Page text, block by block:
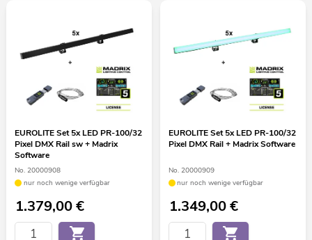
EUROLITE Set 5x LED PR-100/32
Pixel DMX Rail sw + Madrix
Software
No. 20000908
nur noch wenige verfügbar
1.379,00€
EUROLITE Set 5x LED PR-100/32
Pixel DMX Rail + Madrix Software
No. 20000909
nur noch wenige verfügbar
1.349,00€